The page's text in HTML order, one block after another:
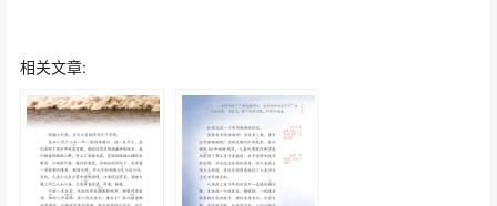
相关文章: